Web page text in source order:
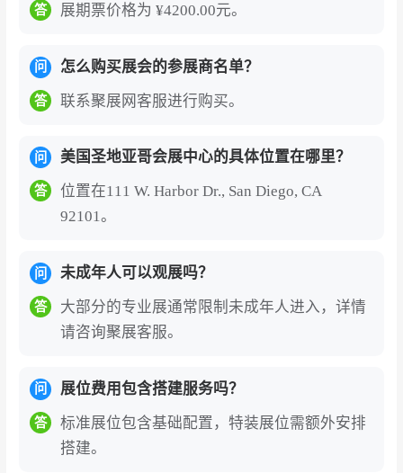
答 展期票价格为 ¥4200.00元。
问 怎么购买展会的参展商名单？
答 联系聚展网客服进行购买。
问 美国圣地亚哥会展中心的具体位置在哪里？
答
位置在111 W. Harbor Dr., San Diego, CA
92101。
问 未成年人可以观展吗？
答
大部分的专业展通常限制未成年人进入，详情
请咨询聚展客服。
问 展位费用包含搭建服务吗？
答
标准展位包含基础配置，特装展位需额外安排
搭建。